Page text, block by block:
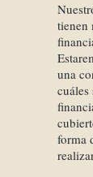
tienen
una
cuáles
forma